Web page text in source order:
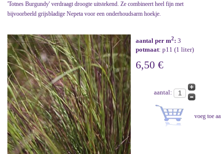
'Totnes Burgundy' verdraagt droogte uitstekend. Ze combineert heel fijn met
bijvoorbeeld grijsbladige Nepeta voor een onderhoudsarm hoekje.
aantal per m2: 3
potmaat: p11 (1 liter)
6,50 €
aantal: